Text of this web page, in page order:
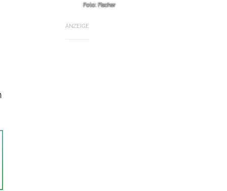
Foto: Fischer
ANZEIGE